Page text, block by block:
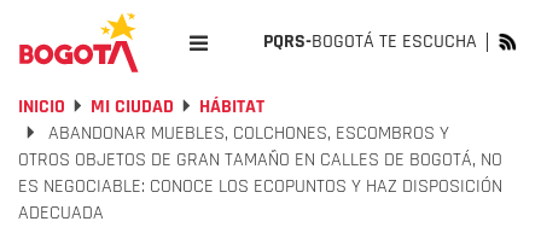
PQRS-BOGOTÁ TE ESCUCHA
INICIO MI CIUDAD
HÁBITAT
ABANDONAR MUEBLES, COLCHONES, ESCOMBROS Y
OTROS OBJETOS DE GRAN TAMAÑO EN CALLES DE BOGOTÁ, NO
ES NEGOCIABLE: CONOCE LOS ECOPUNTOS Y HAZ DISPOSICIÓN
ADECUADA